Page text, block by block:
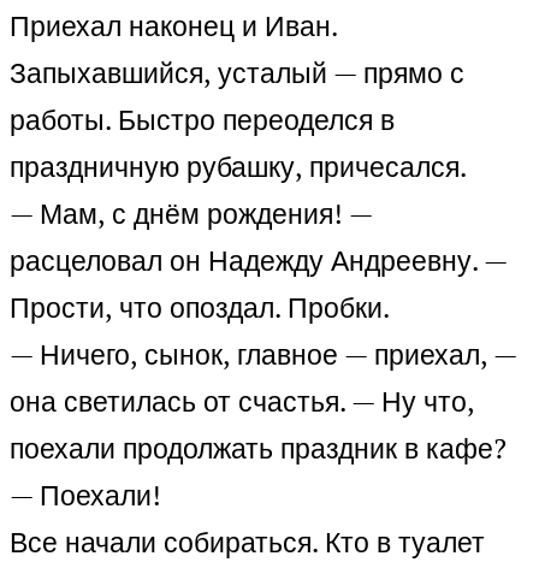
Приехал наконец и Иван.
Запыхавшийся, усталый — прямо с
работы. Быстро переоделся в
праздничную рубашку, причесался.
— Мам, с днём рождения! —
расцеловал он Надежду Андреевну. —
Прости, что опоздал. Пробки.
— Ничего, сынок, главное — приехал, —
она светилась от счастья. — Ну что,
поехали продолжать праздник в кафе?
— Поехали!
Все начали собираться. Кто в туалет